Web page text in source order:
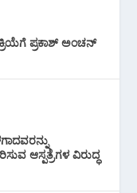
ಪ್ರಕಾಶ್ ಅಂಚನ್
ಆಸ್ಪತ್ರೆಗಳ ವಿರುದ್ಧ